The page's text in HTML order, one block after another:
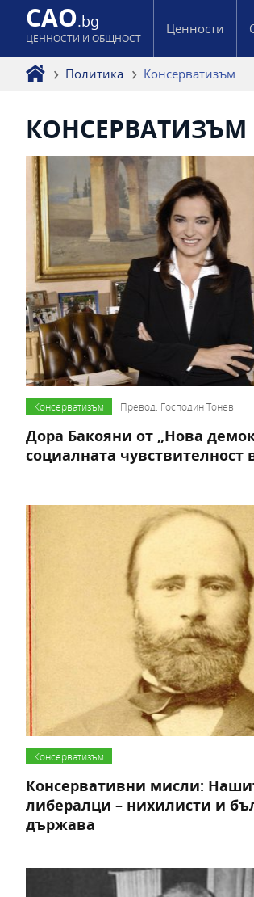
CAO.bg
ЦЕННОСТИ И ОБЩНОСТ
Ценности
Политика Консерватизъм
КОНСЕРВАТИЗЪМ
Консерватизъм Превод: Господин Тонев
Дора Бакояни от „Нова
социалната чувствителност
Консерватизъм
Консервативни мисли:
либералци – нихилисти и
държава